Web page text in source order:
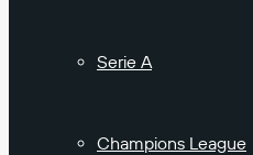
Serie A
Champions League